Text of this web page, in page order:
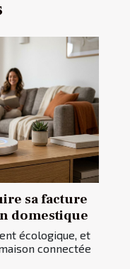
sa facture
domestique
écologique, et
connectée